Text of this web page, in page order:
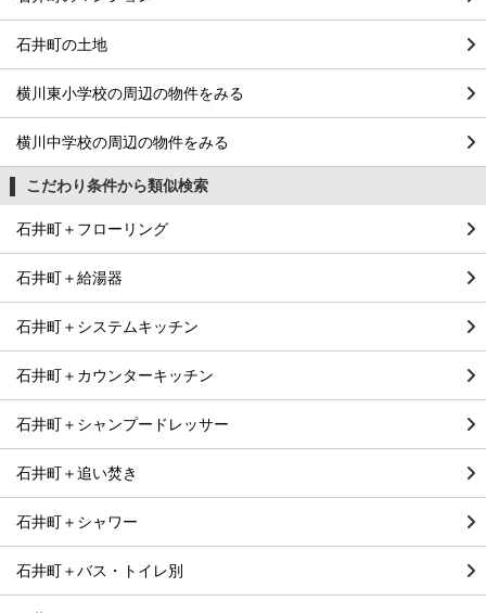
石井町の土地
横川東小学校の周辺の物件をみる
横川中学校の周辺の物件をみる
こだわり条件から類似検索
石井町＋フローリング
石井町＋給湯器
石井町＋システムキッチン
石井町＋カウンターキッチン
石井町＋シャンプードレッサー
石井町＋追い焚き
石井町＋シャワー
石井町＋バス・トイレ別